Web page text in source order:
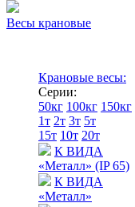
Весы крановые
Крановые весы:
Серии:
50кг 100кг 150кг
1т 2т 3т 5т
15т 10т 20т
К ВИДА
«Металл» (IP 65)
К ВИДА
«Металл»